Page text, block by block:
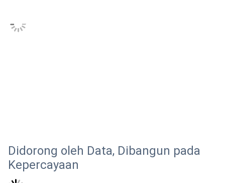
Didorong oleh Data, Dibangun pada
Kepercayaan